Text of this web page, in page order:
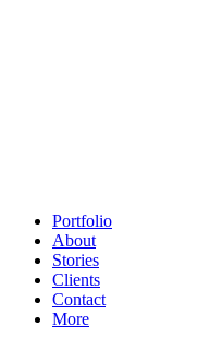
Portfolio
About
Stories
Clients
Contact
More